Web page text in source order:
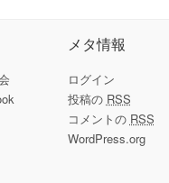
メタ情報
ログイン
投稿の RSS
コメントの RSS
WordPress.org